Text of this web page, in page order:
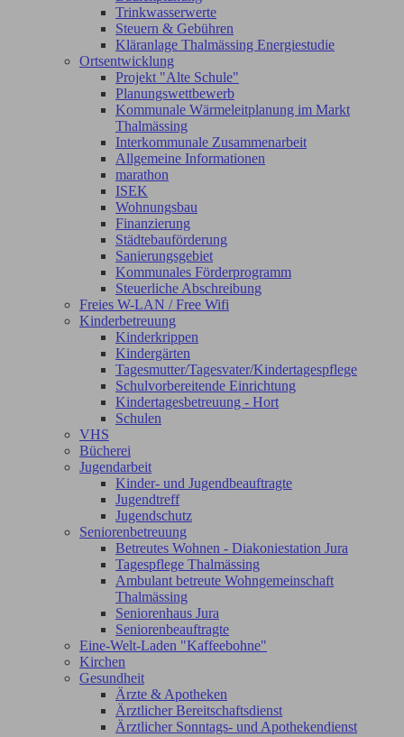
Trinkwasserwerte
Steuern & Gebühren
Kläranlage Thalmässing Energiestudie
Ortsentwicklung
Projekt "Alte Schule"
Planungswettbewerb
Kommunale Wärmeleitplanung im Markt
Thalmässing
Interkommunale Zusammenarbeit
Allgemeine Informationen
marathon
ISEK
Wohnungsbau
Finanzierung
Städtebauförderung
Sanierungsgebiet
Kommunales Förderprogramm
Steuerliche Abschreibung
Freies W-LAN / Free Wifi
Kinderbetreuung
Kinderkrippen
Kindergärten
Tagesmutter/Tagesvater/Kindertagespflege
Schulvorbereitende Einrichtung
Kindertagesbetreuung - Hort
Schulen
VHS
Bücherei
Jugendarbeit
Kinder- und Jugendbeauftragte
Jugendtreff
Jugendschutz
Seniorenbetreuung
Betreutes Wohnen - Diakoniestation Jura
Tagespflege Thalmässing
Ambulant betreute Wohngemeinschaft
Thalmässing
Seniorenhaus Jura
Seniorenbeauftragte
Eine-Welt-Laden "Kaffeebohne"
Kirchen
Gesundheit
Ärzte & Apotheken
Ärztlicher Bereitschaftsdienst
Ärztlicher Sonntags- und Apothekendienst